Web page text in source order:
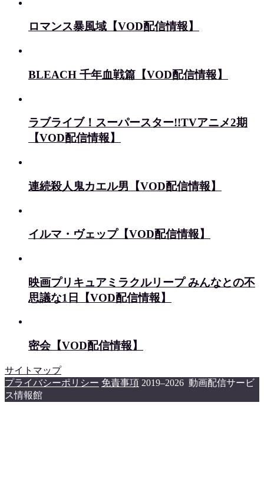
ロマンス暴風域【VOD配信情報】
BLEACH 千年血戦篇【VOD配信情報】
ラブライブ！スーパースター!!TVアニメ2期
【VOD配信情報】
連続殺人鬼カエル男【VOD配信情報】
イルマ・ヴェップ【VOD配信情報】
映画プリキュアミラクルリープ みんなとの不
思議な1日【VOD配信情報】
密会【VOD配信情報】
サイトマップ
プライバシーポリシー 免責事項 2019–2026 動画配信サービ
ス情報館